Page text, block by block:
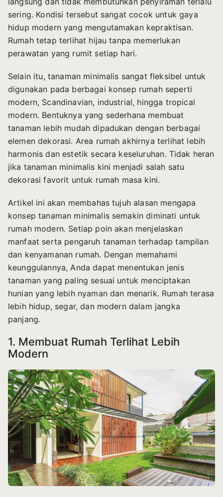
sering. Kondisi tersebut sangat cocok untuk gaya
hidup modern yang mengutamakan kepraktisan.
Rumah tetap terlihat hijau tanpa memerlukan
perawatan yang rumit setiap hari.
Selain itu, tanaman minimalis sangat fleksibel untuk
digunakan pada berbagai konsep rumah seperti
modern, Scandinavian, industrial, hingga tropical
modern. Bentuknya yang sederhana membuat
tanaman lebih mudah dipadukan dengan berbagai
elemen dekorasi. Area rumah akhirnya terlihat lebih
harmonis dan estetik secara keseluruhan. Tidak heran
jika tanaman minimalis kini menjadi salah satu
dekorasi favorit untuk rumah masa kini.
Artikel ini akan membahas tujuh alasan mengapa
konsep tanaman minimalis semakin diminati untuk
rumah modern. Setiap poin akan menjelaskan
manfaat serta pengaruh tanaman terhadap tampilan
dan kenyamanan rumah. Dengan memahami
keunggulannya, Anda dapat menentukan jenis
tanaman yang paling sesuai untuk menciptakan
hunian yang lebih nyaman dan menarik. Rumah terasa
lebih hidup, segar, dan modern dalam jangka
panjang.
1. Membuat Rumah Terlihat Lebih
Modern